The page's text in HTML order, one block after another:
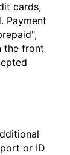
cards,
Payment
the front
or ID